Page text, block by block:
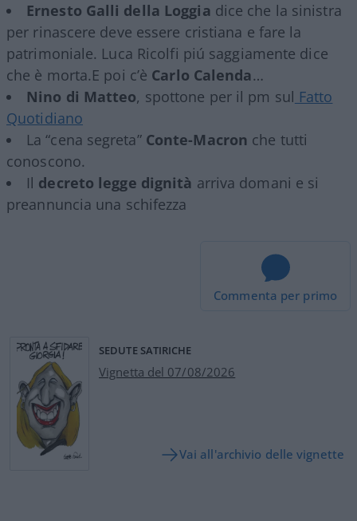
Ernesto Galli della Loggia dice che la sinistra
per rinascere deve essere cristiana e fare la
patrimoniale. Luca Ricolfi piú saggiamente dice
che è morta.E poi c’è Carlo Calenda…
Nino di Matteo, spottone per il pm sul Fatto
Quotidiano
La “cena segreta” Conte-Macron che tutti
conoscono.
Il decreto legge dignità arriva domani e si
preannuncia una schifezza
Commenta per primo
SEDUTE SATIRICHE
Vignetta del 07/08/2026
Vai all'archivio delle vignette